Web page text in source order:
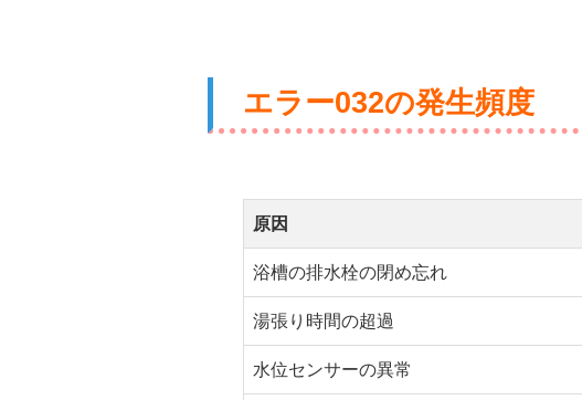
エラー032の発生頻度
原因
浴槽の排水栓の閉め忘れ
湯張り時間の超過
水位センサーの異常